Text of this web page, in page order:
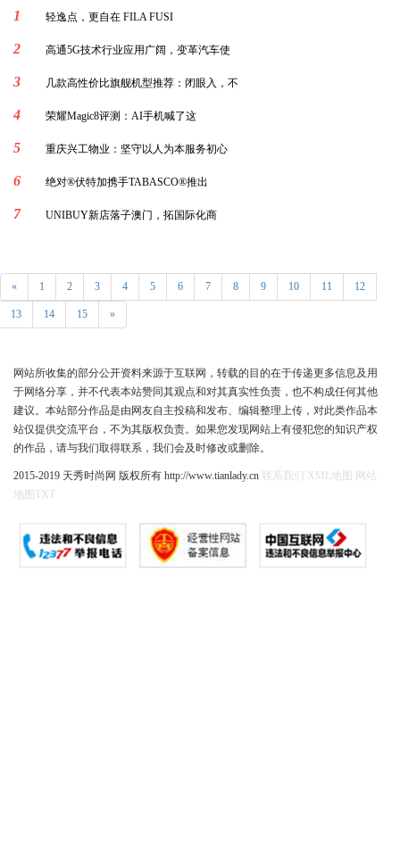
1 轻逸点，更自在 FILA FUSI
2 高通5G技术行业应用广阔，变革汽车使
3 几款高性价比旗舰机型推荐：闭眼入，不
4 荣耀Magic8评测：AI手机喊了这
5 重庆兴工物业：坚守以人为本服务初心
6 绝对®伏特加携手TABASCO®推出
7 UNIBUY新店落子澳门，拓国际化商
« 1 2 3 4 5 6 7 8 9 10 11 12
13 14 15 »
网站所收集的部分公开资料来源于互联网，转载的目的在于传递更多信息及用
于网络分享，并不代表本站赞同其观点和对其真实性负责，也不构成任何其他
建议。本站部分作品是由网友自主投稿和发布、编辑整理上传，对此类作品本
站仅提供交流平台，不为其版权负责。如果您发现网站上有侵犯您的知识产权
的作品，请与我们取得联系，我们会及时修改或删除。
2015-2019 天秀时尚网 版权所有 http://www.tianlady.cn 联系我们 XML地图
网站
地图
TXT